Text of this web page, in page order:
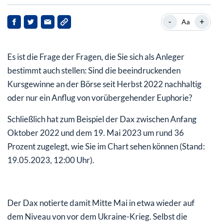
Deutsche Konjunktur: IWF sieht nur marginalen
Aufschwung
zuversichtlich
Rezession light?
Mein Fazit für Sie
- Aa +
Es ist die Frage der Fragen, die Sie sich als Anleger
bestimmt auch stellen: Sind die beeindruckenden
Kursgewinne an der Börse seit Herbst 2022 nachhaltig
oder nur ein Anflug von vorübergehender Euphorie?
Schließlich hat zum Beispiel der Dax zwischen Anfang
Oktober 2022 und dem 19. Mai 2023 um rund 36
Prozent zugelegt, wie Sie im Chart sehen können (Stand:
19.05.2023, 12:00 Uhr).
Der Dax notierte damit Mitte Mai in etwa wieder auf
dem Niveau von vor dem Ukraine-Krieg. Selbst die